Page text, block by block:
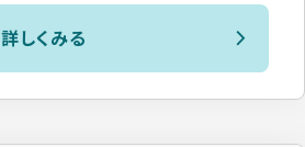
詳しくみる